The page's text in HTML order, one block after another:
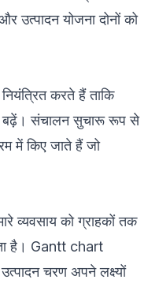
उत्पादन योजना दोनों को
करते हैं ताकि
बढ़ें। संचालन सुचारू रूप से
में किए जाते हैं जो
व्यवसाय को ग्राहकों तक
है। Gantt chart
चरण अपने लक्ष्यों